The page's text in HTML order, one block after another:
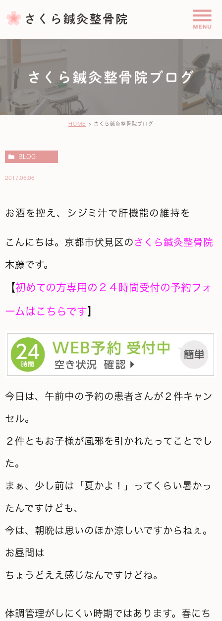
さくら鍼灸整骨院ブログ
HOME さくら鍼灸整骨院ブログ
BLOG
2017.06.06
お酒を控え、シジミ汁で肝機能の維持を
こんにちは。京都市伏見区の さくら鍼灸整骨院
木藤です。
【初めての方専用の２４時間受付の予約フォ
ームはこちらです】
今日は、午前中の予約の患者さんが２件キャン
セル。
２件ともお子様が風邪を引かれたってことでし
た。
まぁ、少し前は「夏かよ！」ってくらい暑かっ
たんですけども、
今は、朝晩は思いのほか涼しいですからねぇ。
お昼間は
ちょうどええ感じなんですけどね。
体調管理がしにくい時期ではあります。春にち